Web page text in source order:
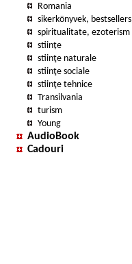
Romania
sikerkönyvek, bestsellers
spiritualitate, ezoterism
stiințe
stiinţe naturale
stiinţe sociale
stiinţe tehnice
Transilvania
turism
Young
AudioBook
Cadouri